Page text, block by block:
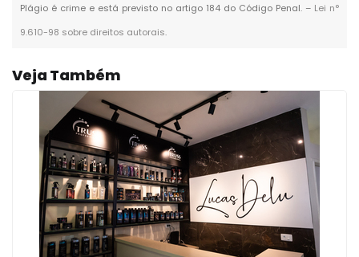
Plágio é crime e está previsto no artigo 184 do Código Penal. – Lei n°
9.610-98 sobre direitos autorais.
Veja Também